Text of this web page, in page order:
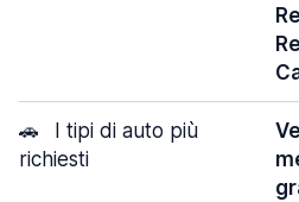
🚗
I tipi di auto più
richiesti